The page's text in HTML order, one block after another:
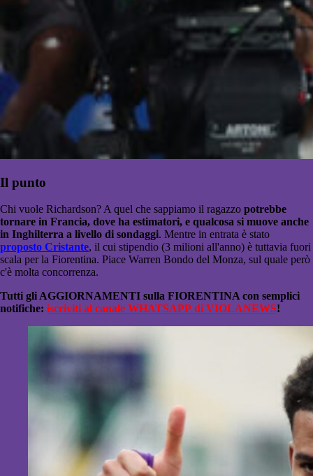
Il punto
Chi vuole Richardson? A quel che sappiamo il ragazzo potrebbe
tornare in Francia, dove ha estimatori, e qualcosa si muove anche
in Inghilterra a livello di sondaggi. Mentre in entrata è stato
proposto Cristante, il cui stipendio (3 milioni all'anno) è tuttavia fuori
scala per la Fiorentina. Piace Warren Bondo del Monza, sul quale però
c'è molta concorrenza.
Tutti gli AGGIORNAMENTI sulla FIORENTINA con semplici
notifiche: iscriviti al canale WHATSAPP di VIOLANEWS!